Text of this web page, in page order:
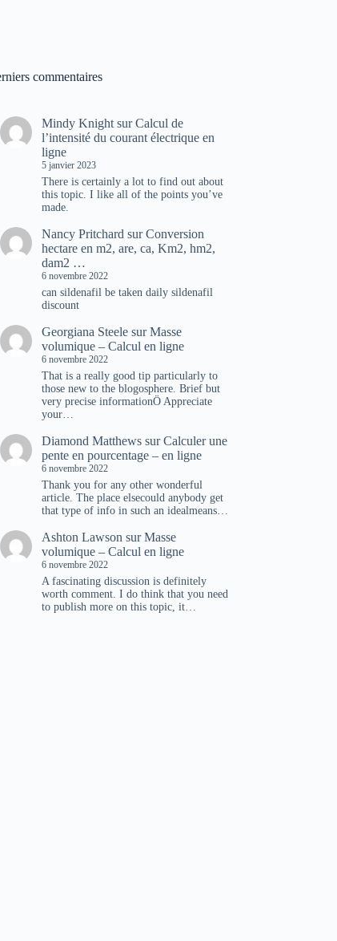
}}{2a}
commentaires
Mindy Knight surCalcul de
l’intensité du courant électrique en
ligne
5 janvier 2023
There is certainly a lot to find out about
this topic. I like all of the points you’ve
made.
Nancy Pritchard surConversion
hectare en m2, are, ca, Km2, hm2,
dam2 …
6 novembre 2022
can sildenafil be taken daily sildenafil
discount
Georgiana Steele surMasse
volumique – Calcul en ligne
6 novembre 2022
That is a really good tip particularly to
those new to the blogosphere. Brief but
very precise informationÖ Appreciate
your…
Diamond Matthews surCalculer une
pente en pourcentage – en ligne
6 novembre 2022
Thank you for any other wonderful
article. The place elsecould anybody get
that type of info in such an idealmeans…
Ashton Lawson surMasse
volumique – Calcul en ligne
6 novembre 2022
A fascinating discussion is definitely
worth comment. I do think that you need
to publish more on this topic, it…